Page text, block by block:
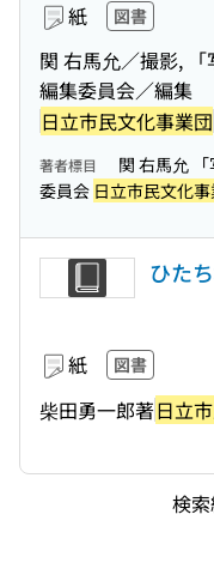
紙 図書
関 右馬允／撮影, 「
編集委員会／編集
日立市民文化事業団
著者標目
関 右馬允
委員会 日立市民文化
ひた
紙 図書
柴田勇一郎著日立
検索